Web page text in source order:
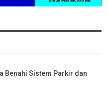
Benahi Sistem Parkir dan